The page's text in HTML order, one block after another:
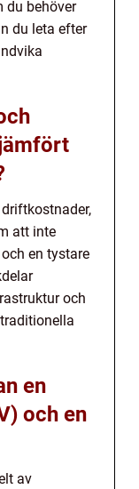
du behöver
du leta efter
att inte
en tystare
och
en
och en
av